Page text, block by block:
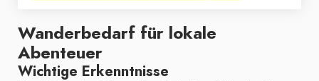
Wanderbedarf für lokale
Abenteuer
Wichtige Erkenntnisse